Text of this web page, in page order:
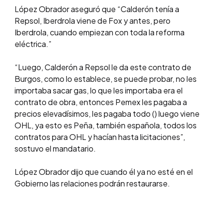
López Obrador aseguró que “Calderón tenía a
Repsol, Iberdrola viene de Fox y antes, pero
Iberdrola, cuando empiezan con toda la reforma
eléctrica.”
“Luego, Calderón a Repsol le da este contrato de
Burgos, como lo establece, se puede probar, no les
importaba sacar gas, lo que les importaba era el
contrato de obra, entonces Pemex les pagaba a
precios elevadísimos, les pagaba todo () luego viene
OHL, ya esto es Peña, también española, todos los
contratos para OHL y hacían hasta licitaciones”,
sostuvo el mandatario.
López Obrador dijo que cuando él ya no esté en el
Gobierno las relaciones podrán restaurarse.